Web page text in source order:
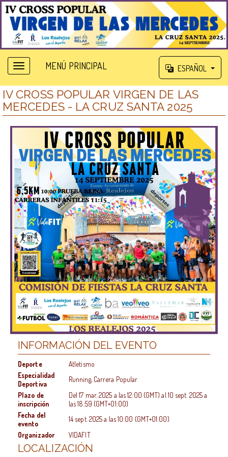
MENÚ PRINCIPAL ESPAÑOL
IV CROSS POPULAR VIRGEN DE LAS
MERCEDES - LA CRUZ SANTA 2025
INFORMACIÓN DEL EVENTO
Deporte
Atletismo
Especialidad
Deportiva
Running, Carrera Popular
Plazo de
inscripción
Del17 mar. 2025 a las12:00 (GMT) al 10 sept. 2025a
las18:59 (GMT+01:00)
Fecha del
evento
14 sept. 2025a las10:00 (GMT+01:00)
Organizador
VIDAFIT
LOCALIZACIÓN